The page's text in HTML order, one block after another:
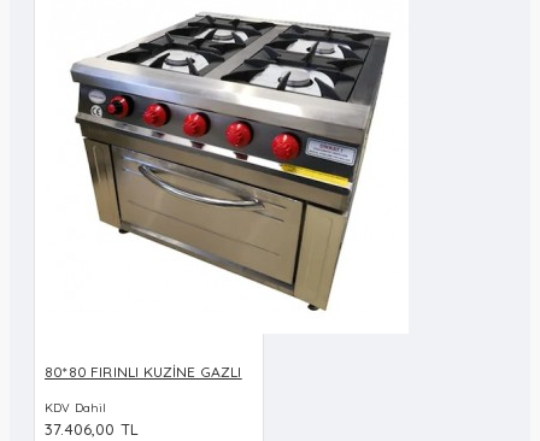
80*80 FIRINLI KUZİNE GAZLI
KDV Dahil
37.406,00 TL